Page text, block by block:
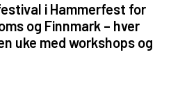
i Hammerfest for
og Finnmark – hver
uke med workshops og